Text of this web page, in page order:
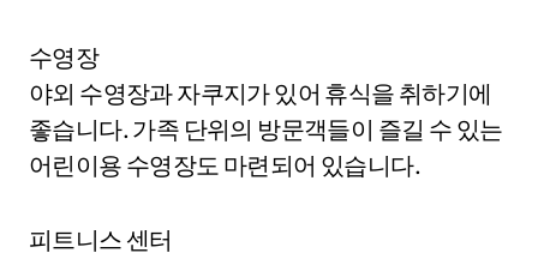
수영장
야외 수영장과 자쿠지가 있어 휴식을 취하기에
좋습니다. 가족 단위의 방문객들이 즐길 수 있는
어린이용 수영장도 마련되어 있습니다.
피트니스 센터